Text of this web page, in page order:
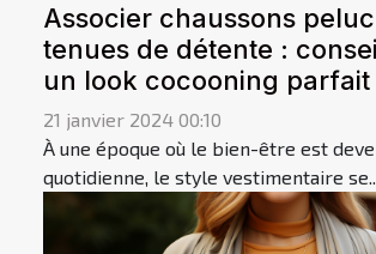
Associer chaussons
tenues de détente :
un look cocooning parfait
21 janvier 2024 00:10
À une époque où le bien-être est
quotidienne, le style vestimentaire se...